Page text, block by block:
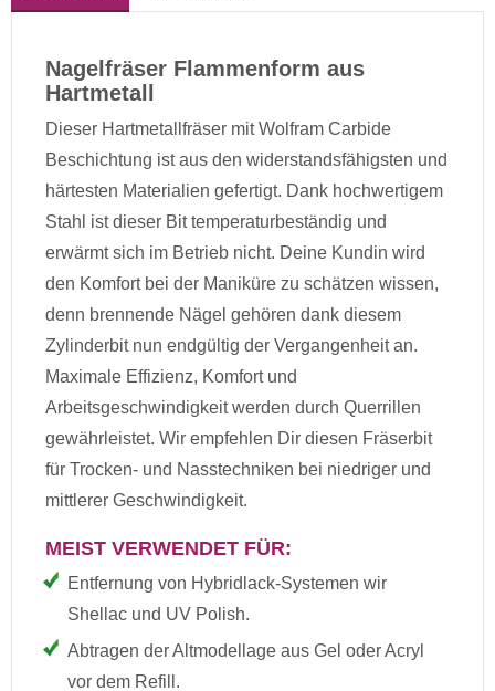
Nagelfräser Flammenform aus
Hartmetall
Dieser Hartmetallfräser mit Wolfram Carbide
Beschichtung ist aus den widerstandsfähigsten und
härtesten Materialien gefertigt. Dank hochwertigem
Stahl ist dieser Bit temperaturbeständig und
erwärmt sich im Betrieb nicht. Deine Kundin wird
den Komfort bei der Maniküre zu schätzen wissen,
denn brennende Nägel gehören dank diesem
Zylinderbit nun endgültig der Vergangenheit an.
Maximale Effizienz, Komfort und
Arbeitsgeschwindigkeit werden durch Querrillen
gewährleistet. Wir empfehlen Dir diesen Fräserbit
für Trocken- und Nasstechniken bei niedriger und
mittlerer Geschwindigkeit.
MEIST VERWENDET FÜR:
Entfernung von Hybridlack-Systemen wir
Shellac und UV Polish.
Abtragen der Altmodellage aus Gel oder Acryl
vor dem Refill.